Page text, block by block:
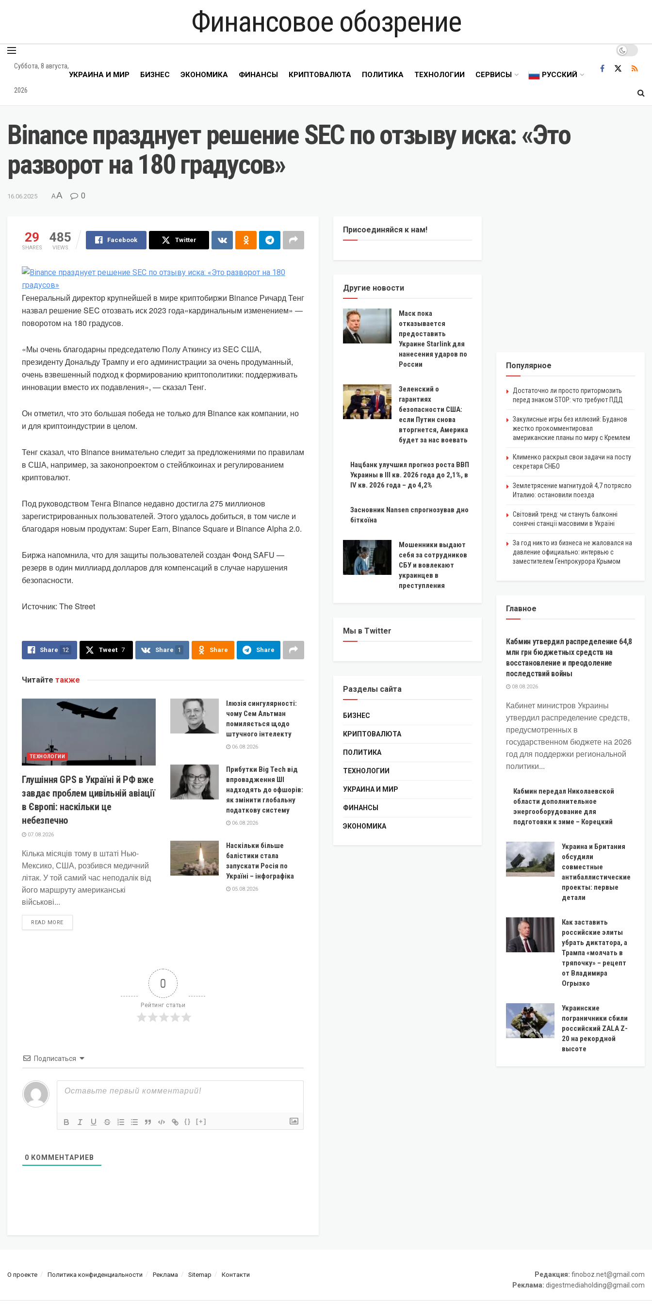
Финансовое обозрение
Суббота, 8 августа,
2026
УКРАИНА И МИР БИЗНЕС ЭКОНОМИКА ФИНАНСЫ КРИПТОВАЛЮТА ПОЛИТИКА ТЕХНОЛОГИИ СЕРВИСЫ РУССКИЙ
Binance празднует решение SEC по отзыву иска: «Это
разворот на 180 градусов»
16.06.2025 AA 0
29
SHARES
485
VIEWS
Facebook Twitter
Генеральный директор крупнейшей в мире криптобиржи Binance Ричард Тенг
назвал решение SEC отозвать иск 2023 года«кардинальным изменением» —
поворотом на 180 градусов.
«Мы очень благодарны председателю Полу Аткинсу из SEC США,
президенту Дональду Трампу и его администрации за очень продуманный,
очень взвешенный подход к формированию криптополитики: поддерживать
инновации вместо их подавления», — сказал Тенг.
Он отметил, что это большая победа не только для Binance как компании, но
и для криптоиндустрии в целом.
Тенг сказал, что Binance внимательно следит за предложениями по правилам
в США, например, за законопроектом о стейблкоинах и регулированием
криптовалют.
Под руководством Тенга Binance недавно достигла 275 миллионов
зарегистрированных пользователей. Этого удалось добиться, в том числе и
благодаря новым продуктам: Super Earn, Binance Square и Binance Alpha 2.0.
Биржа напомнила, что для защиты пользователей создан Фонд SAFU —
резерв в один миллиард долларов для компенсаций в случае нарушения
безопасности.
Источник: The Street
Share 12 Tweet 7 Share 1 Share Share
Читайте также
ТЕХНОЛОГИИ
Глушіння GPS в Україні й РФ вже
завдає проблем цивільній авіації
в Європі: наскільки це
небезпечно
07.08.2026
Кілька місяців тому в штаті Нью-
Мексико, США, розбився медичний
літак. У той самий час неподалік від
його маршруту американські
військові...
READ MOREDETAILS
Ілюзія сингулярності:
чому Сем Альтман
помиляється щодо
штучного інтелекту
06.08.2026
Прибутки Big Tech від
впровадження ШІ
надходять до офшорів:
як змінити глобальну
податкову систему
06.08.2026
Наскільки більше
балістики стала
запускати Росія по
Україні – інфографіка
05.08.2026
0
Рейтинг статьи
Подписаться
{} [+]
0 КОММЕНТАРИЕВ
Присоединяйся к нам!
Другие новости
Маск пока
отказывается
предоставить
Украине Starlink для
нанесения ударов по
России
Зеленский о
гарантиях
безопасности США:
если Путин снова
вторгнется, Америка
будет за нас воевать
Нацбанк улучшил прогноз роста ВВП
Украины в III кв. 2026 года до 2,1%, в
IV кв. 2026 года – до 4,2%
Засновник Nansen спрогнозував дно
біткоїна
Мошенники выдают
себя за сотрудников
СБУ и вовлекают
украинцев в
преступления
Мы в Twitter
Разделы сайта
БИЗНЕС
КРИПТОВАЛЮТА
ПОЛИТИКА
ТЕХНОЛОГИИ
УКРАИНА И МИР
ФИНАНСЫ
ЭКОНОМИКА
Популярное
Достаточно ли просто притормозить
перед знаком STOP: что требуют ПДД
Закулисные игры без иллюзий: Буданов
жестко прокомментировал
американские планы по миру с Кремлем
Клименко раскрыл свои задачи на посту
секретаря СНБО
Землетрясение магнитудой 4,7 потрясло
Италию: остановили поезда
Світовий тренд: чи стануть балконні
сонячні станції масовими в Україні
За год никто из бизнеса не жаловался на
давление официально: интервью с
заместителем Генпрокурора Крымом
Главное
ЭКОНОМИКА
Кабмин утвердил распределение 64,8
млн грн бюджетных средств на
восстановление и преодоление
последствий войны
08.08.2026
Кабинет министров Украины
утвердил распределение средств,
предусмотренных в
государственном бюджете на 2026
год для поддержки региональной
политики...
Кабмин передал Николаевской
области дополнительное
энергооборудование для
подготовки к зиме – Корецкий
Украина и Британия
обсудили
совместные
антибаллистические
проекты: первые
детали
Как заставить
российские элиты
убрать диктатора, а
Трампа «молчать в
тряпочку» – рецепт
от Владимира
Огрызко
Украинские
пограничники сбили
российский ZALA Z-
20 на рекордной
высоте
О проекте Политика конфиденциальности Реклама Sitemap Контакти Редакция: finoboz.net@gmail.com
Реклама: digestmediaholding@gmail.com